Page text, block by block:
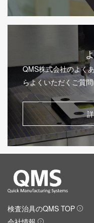
QMS株式会社のよく
らよくいただくご質問
検査治具のQMS TOP